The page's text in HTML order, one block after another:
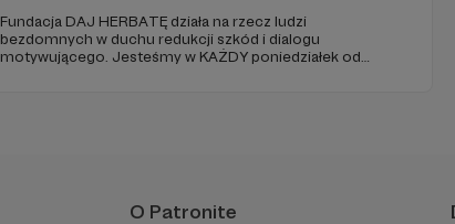
Fundacja DAJ HERBATĘ działa na rzecz ludzi
bezdomnych w duchu redukcji szkód i dialogu
motywującego. Jesteśmy w KAŻDY poniedziałek od
O Patronite